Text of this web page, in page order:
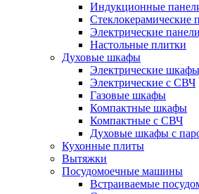
Индукционные
Стеклокерамические
Электрические панели
Настольные плитки
Духовые шкафы
Электрические шкафы
Электрические с СВЧ
Газовые шкафы
Компактные шкафы
Компактные с СВЧ
Духовые шкафы с
Кухонные плиты
Вытяжки
Посудомоечные машины
Встраиваемые